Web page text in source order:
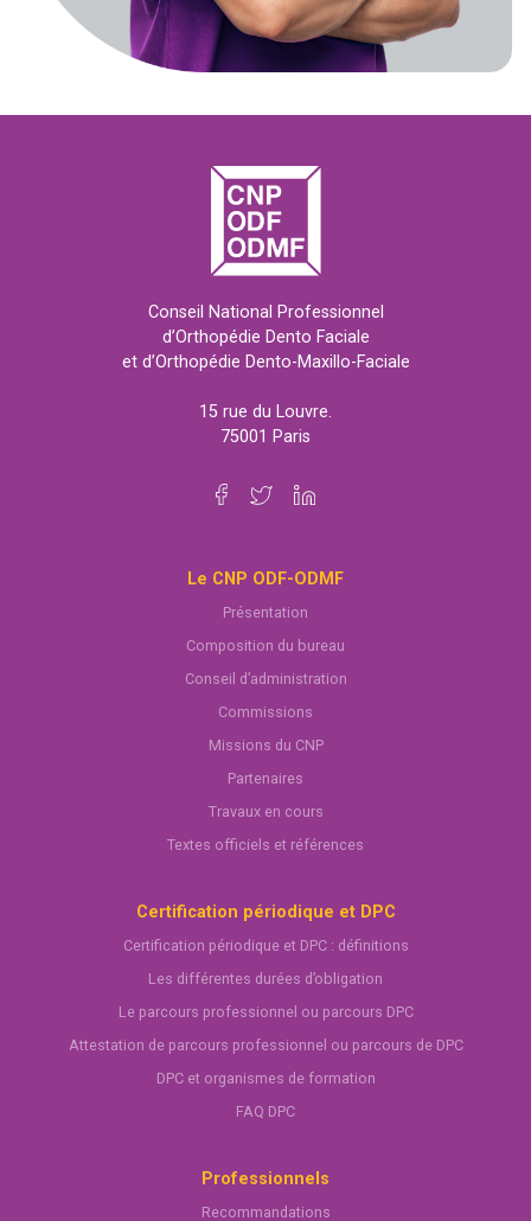
Conseil National Professionnel
d’Orthopédie Dento Faciale
et d’Orthopédie Dento-Maxillo-Faciale
15 rue du Louvre.
75001 Paris
Le CNP ODF-ODMF
Présentation
Composition du bureau
Conseil d’administration
Commissions
Missions du CNP
Partenaires
Travaux en cours
Textes officiels et références
Certification périodique et DPC
Certification périodique et DPC : définitions
Les différentes durées d’obligation
Le parcours professionnel ou parcours DPC
Attestation de parcours professionnel ou parcours de DPC
DPC et organismes de formation
FAQ DPC
Professionnels
Recommandations